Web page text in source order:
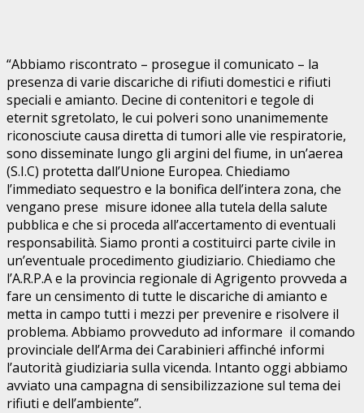
“Abbiamo riscontrato – prosegue il comunicato – la
presenza di varie discariche di rifiuti domestici e rifiuti
speciali e amianto. Decine di contenitori e tegole di
eternit sgretolato, le cui polveri sono unanimemente
riconosciute causa diretta di tumori alle vie respiratorie,
sono disseminate lungo gli argini del fiume, in un’aerea
(S.I.C) protetta dall’Unione Europea. Chiediamo
l’immediato sequestro e la bonifica dell’intera zona, che
vengano prese misure idonee alla tutela della salute
pubblica e che si proceda all’accertamento di eventuali
responsabilità. Siamo pronti a costituirci parte civile in
un’eventuale procedimento giudiziario. Chiediamo che
l’A.R.P.A e la provincia regionale di Agrigento provveda a
fare un censimento di tutte le discariche di amianto e
metta in campo tutti i mezzi per prevenire e risolvere il
problema. Abbiamo provveduto ad informare il comando
provinciale dell’Arma dei Carabinieri affinché informi
l’autorità giudiziaria sulla vicenda. Intanto oggi abbiamo
avviato una campagna di sensibilizzazione sul tema dei
rifiuti e dell’ambiente”.